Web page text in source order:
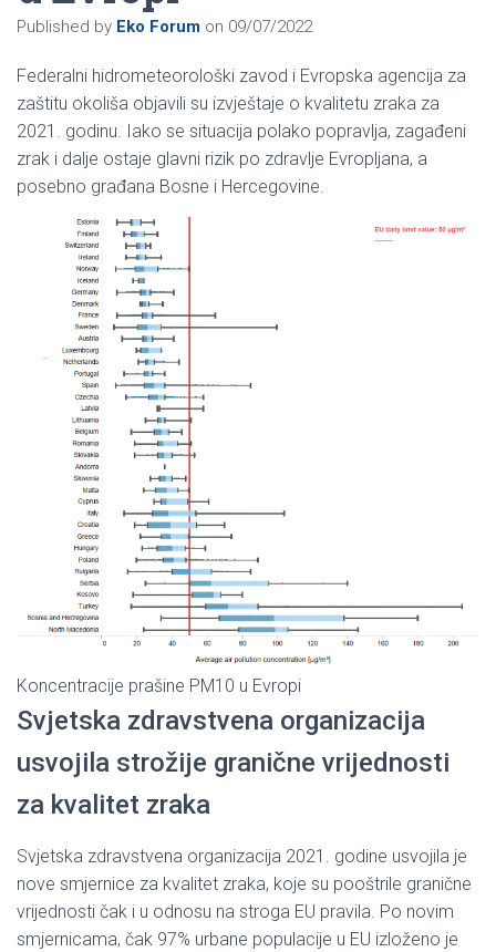
Published by Eko Forum on 09/07/2022
Federalni hidrometeorološki zavod i Evropska agencija za
zaštitu okoliša objavili su izvještaje o kvalitetu zraka za
2021. godinu. Iako se situacija polako popravlja, zagađeni
zrak i dalje ostaje glavni rizik po zdravlje Evropljana, a
posebno građana Bosne i Hercegovine.
Koncentracije prašine PM10 u Evropi
Svjetska zdravstvena organizacija
usvojila strožije granične vrijednosti
za kvalitet zraka
Svjetska zdravstvena organizacija 2021. godine usvojila je
nove smjernice za kvalitet zraka, koje su pooštrile granične
vrijednosti čak i u odnosu na stroga EU pravila. Po novim
smjernicama, čak 97% urbane populacije u EU izloženo je